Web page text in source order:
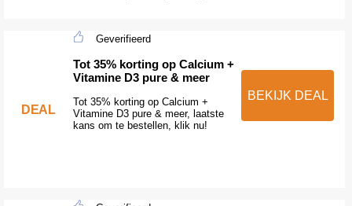
DEAL
Geverifieerd
Tot 35% korting op Calcium +
Vitamine D3 pure & meer
Tot 35% korting op Calcium +
Vitamine D3 pure & meer, laatste
kans om te bestellen, klik nu!
BEKIJK DEAL